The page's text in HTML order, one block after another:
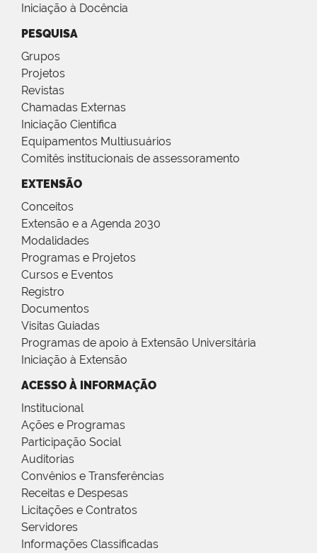
Iniciação à Docência
PESQUISA
Grupos
Projetos
Revistas
Chamadas Externas
Iniciação Científica
Equipamentos Multiusuários
Comitês institucionais de assessoramento
EXTENSÃO
Conceitos
Extensão e a Agenda 2030
Modalidades
Programas e Projetos
Cursos e Eventos
Registro
Documentos
Visitas Guiadas
Programas de apoio à Extensão Universitária
Iniciação à Extensão
ACESSO À INFORMAÇÃO
Institucional
Ações e Programas
Participação Social
Auditorias
Convênios e Transferências
Receitas e Despesas
Licitações e Contratos
Servidores
Informações Classificadas